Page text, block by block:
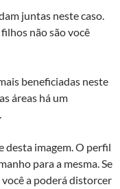
juntas neste caso.
não são você
beneficiadas neste
áreas há um
desta imagem. O perfil
para a mesma. Se
a poderá distorcer